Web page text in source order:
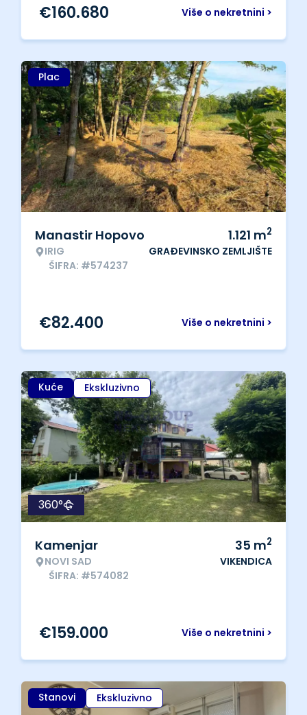
Više o nekretnini >
€160.680
Plac
Manastir Hopovo
IRIG
ŠIFRA: #574237
1.121 m2
GRAĐEVINSKO ZEMLJIŠTE
Više o nekretnini >
€82.400
Kuće Ekskluzivno
360°
Kamenjar
NOVI SAD
ŠIFRA: #574082
35 m2
VIKENDICA
Više o nekretnini >
€159.000
Stanovi Ekskluzivno